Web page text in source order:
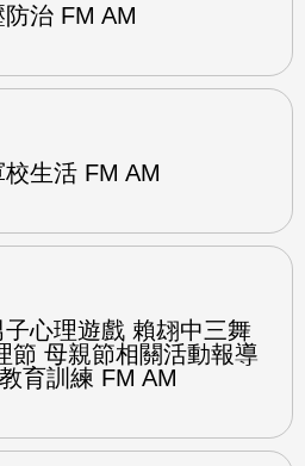
治 FM AM
生活 FM AM
心理遊戲 賴翃中三舞
節 母親節相關活動報導
育訓練 FM AM